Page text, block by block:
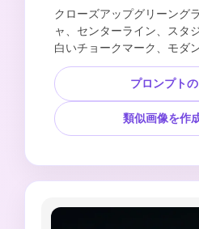
クローズアップグリーング
ャ、センターライン、スタ
白いチョークマーク、モダ
成、イベントの詳細のため
告スタイル、テキストなし
ブレムなし、実際のキット
ラーなし、選手の写真なし
背景を生成します。
プロンプト
類似画像を作